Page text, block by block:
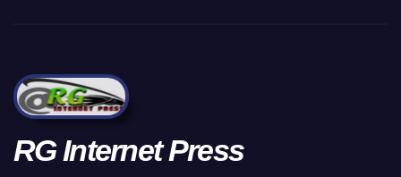
RG Internet Press